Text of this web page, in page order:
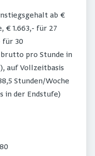
ab €
€ 1.663,- für 27
für 30
brutto pro Stunde in
auf Vollzeitbasis
Stunden/Woche
in der Endstufe)